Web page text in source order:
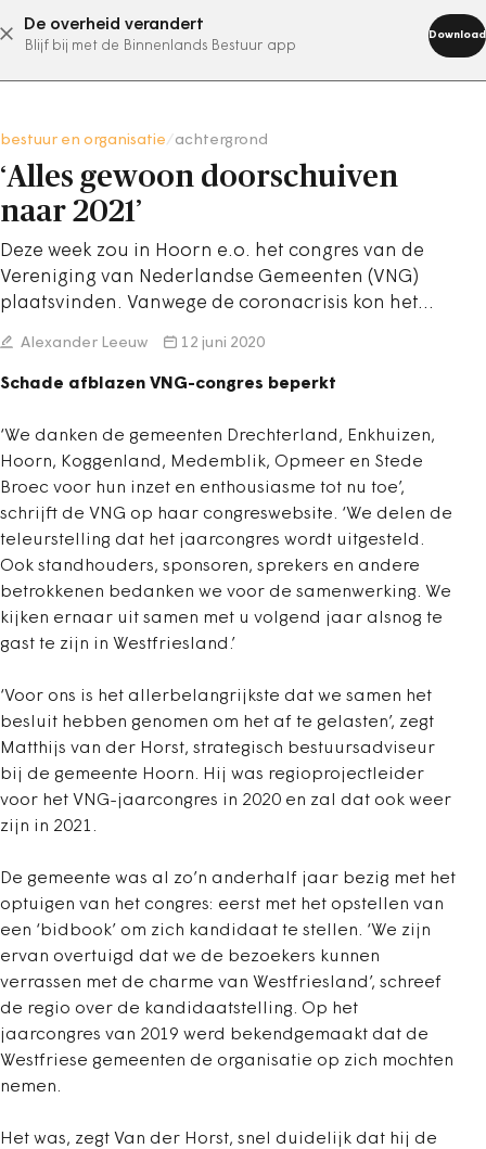
De overheid verandert
Blijf bij met de Binnenlands Bestuur app
Download
abonneer nu
bestuur en organisatie achtergrond
‘Alles gewoon doorschuiven
naar 2021’
Deze week zou in Hoorn e.o. het congres van de
Vereniging van Nederlandse Gemeenten (VNG)
plaatsvinden. Vanwege de coronacrisis kon het…
Alexander Leeuw 12 juni 2020
Schade afblazen VNG-congres beperkt
‘We danken de gemeenten Drechterland, Enkhuizen,
Hoorn, Koggenland, Medemblik, Opmeer en Stede
Broec voor hun inzet en enthousiasme tot nu toe’,
schrijft de VNG op haar congreswebsite. ‘We delen de
teleurstelling dat het jaarcongres wordt uitgesteld.
Ook standhouders, sponsoren, sprekers en andere
betrokkenen bedanken we voor de samenwerking. We
kijken ernaar uit samen met u volgend jaar alsnog te
gast te zijn in Westfriesland.’
‘Voor ons is het allerbelangrijkste dat we samen het
besluit hebben genomen om het af te gelasten’, zegt
Matthijs van der Horst, strategisch bestuursadviseur
bij de gemeente Hoorn. Hij was regioprojectleider
voor het VNG-jaarcongres in 2020 en zal dat ook weer
zijn in 2021.
De gemeente was al zo’n anderhalf jaar bezig met het
optuigen van het congres: eerst met het opstellen van
een ‘bidbook’ om zich kandidaat te stellen. ‘We zijn
ervan overtuigd dat we de bezoekers kunnen
verrassen met de charme van Westfriesland’, schreef
de regio over de kandidaatstelling. Op het
jaarcongres van 2019 werd bekendgemaakt dat de
Westfriese gemeenten de organisatie op zich mochten
nemen.
Het was, zegt Van der Horst, snel duidelijk dat hij de